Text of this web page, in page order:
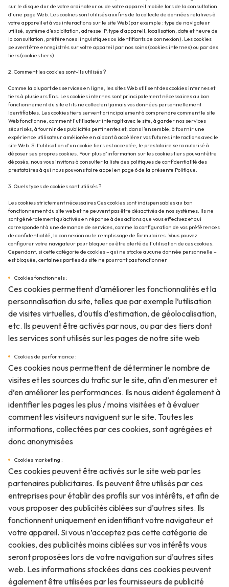
sur le disque dur de votre ordinateur ou de votre appareil mobile lors de la consultation
d’une page Web. Les cookies sont utilisés aux fins de la collecte de données relatives à
votre appareil et à vos interactions sur le site Web (par exemple : type de navigateur
utilisé, système d’exploitation, adresse IP, type d’appareil, localisation, date et heure de
la consultation, préférences linguistiques ou identifiants de connexion). Les cookies
peuvent être enregistrés sur votre appareil par nos soins (cookies internes) ou par des
tiers (cookies tiers).
2. Comment les cookies sont-ils utilisés ?
Comme la plupart des services en ligne, les sites Web utilisent des cookies internes et
tiers à plusieurs fins. Les cookies internes sont principalement nécessaires au bon
fonctionnement du site et ils ne collectent jamais vos données personnellement
identifiables. Les cookies tiers servent principalement à comprendre comment le site
Web fonctionne, comment l’utilisateur interagit avec le site, à garder nos services
sécurisés, à fournir des publicités pertinentes et, dans l’ensemble, à fournir une
expérience utilisateur améliorée en aidant à accélérer vos futures interactions avec le
site Web. Si l’utilisation d’un cookie tiers est acceptée, le prestataire sera autorisé à
déposer ses propres cookies. Pour plus d’information sur les cookies tiers pouvant être
déposés, nous vous invitons à consulter la liste des politiques de confidentialité des
prestataires à qui nous pouvons faire appel en page 6 de la présente Politique.
3. Quels types de cookies sont utilisés ?
Les cookies strictement nécessairesCes cookies sont indispensables au bon
fonctionnement du site web et ne peuvent pas être désactivés de nos systèmes. Ils ne
sont généralement qu’activés en réponse à des actions que vous effectuez et qui
correspondent à une demande de services, comme la configuration de vos préférences
de confidentialité, la connexion ou le remplissage de formulaires. Vous pouvez
configurer votre navigateur pour bloquer ou être alerté de l’utilisation de ces cookies.
Cependant, si cette catégorie de cookies – qui ne stocke aucune donnée personnelle –
est bloquée, certaines parties du site ne pourront pas fonctionner
Cookies fonctionnels :
Ces cookies permettent d’améliorer les fonctionnalités et la
personnalisation du site, telles que par exemple l’utilisation
de visites virtuelles, d’outils d’estimation, de géolocalisation,
etc. Ils peuvent être activés par nous, ou par des tiers dont
les services sont utilisés sur les pages de notre site web
Cookies de performance :
Ces cookies nous permettent de déterminer le nombre de
visites et les sources du trafic sur le site, afin d’en mesurer et
d’en améliorer les performances. Ils nous aident également à
identifier les pages les plus / moins visitées et à évaluer
comment les visiteurs naviguent sur le site. Toutes les
informations, collectées par ces cookies, sont agrégées et
donc anonymisées
Cookies marketing :
Ces cookies peuvent être activés sur le site web par les
partenaires publicitaires. Ils peuvent être utilisés par ces
entreprises pour établir des profils sur vos intérêts, et afin de
vous proposer des publicités ciblées sur d’autres sites. Ils
fonctionnent uniquement en identifiant votre navigateur et
votre appareil. Si vous n’acceptez pas cette catégorie de
cookies, des publicités moins ciblées sur vos intérêts vous
seront proposées lors de votre navigation sur d’autres sites
web. Les informations stockées dans ces cookies peuvent
également être utilisées par les fournisseurs de publicité